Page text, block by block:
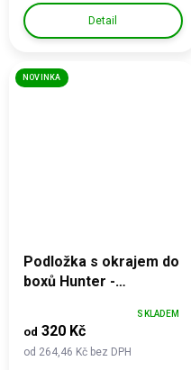
Detail
NOVINKA
Podložka s okrajem do
boxů Hunter -
termoizolační
od 264,46 Kč bez DPH
od 320 Kč
SKLADEM